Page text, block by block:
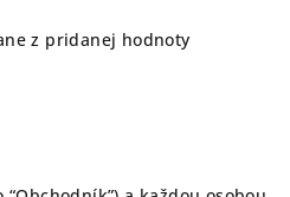
z pridanej hodnoty